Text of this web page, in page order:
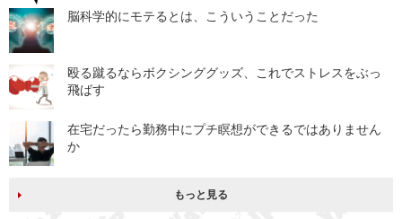
脳科学的にモテるとは、こういうことだった
殴る蹴るならボクシンググッズ、これでストレスをぶっ
飛ばす
在宅だったら勤務中にプチ瞑想ができるではありません
か
もっと見る